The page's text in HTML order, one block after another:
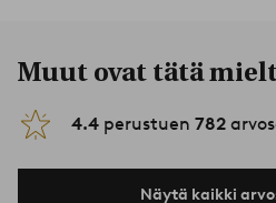
Muut ovat tätä
4.4 perustuen 782
Näytä kaikki